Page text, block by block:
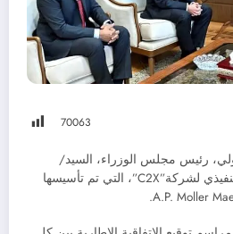
70063
رئيس مجلس الوزراء، السيد/
“براين دايفيس”، الرئيس التنفيذي لشركة”C2X”، التي تم تأسيسها